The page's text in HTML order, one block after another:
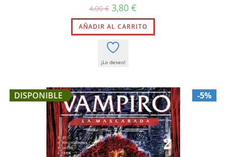
4,00€ El
precio
original
era:
4,00 €.
3,80 €
actual
es:
3,80 €.
AÑADIR AL CARRITO
¡Lo deseo!
DISPONIBLE -5%